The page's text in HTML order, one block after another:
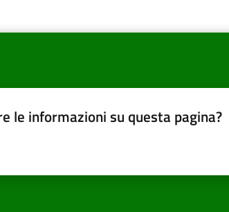
le informazioni su questa pagina?